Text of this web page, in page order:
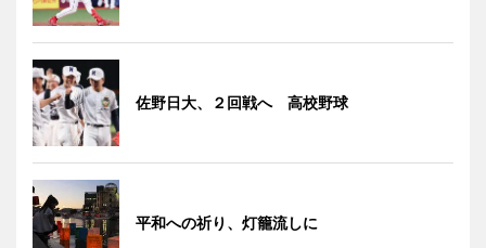
佐野日大、２回戦へ 高校野球
平和への祈り、灯籠流しに